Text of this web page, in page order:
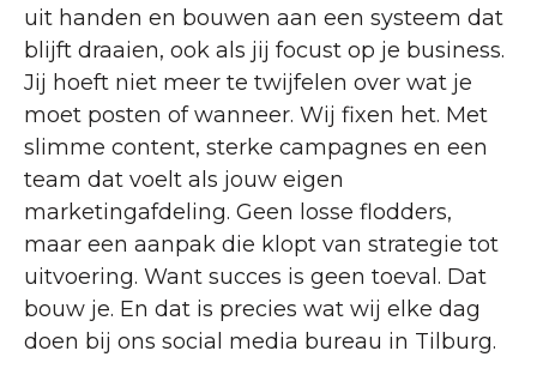
uit handen en bouwen aan een systeem dat
blijft draaien, ook als jij focust op je business.
Jij hoeft niet meer te twijfelen over wat je
moet posten of wanneer. Wij fixen het. Met
slimme content, sterke campagnes en een
team dat voelt als jouw eigen
marketingafdeling. Geen losse flodders,
maar een aanpak die klopt van strategie tot
uitvoering. Want succes is geen toeval. Dat
bouw je. En dat is precies wat wij elke dag
doen bij ons social media bureau in Tilburg.